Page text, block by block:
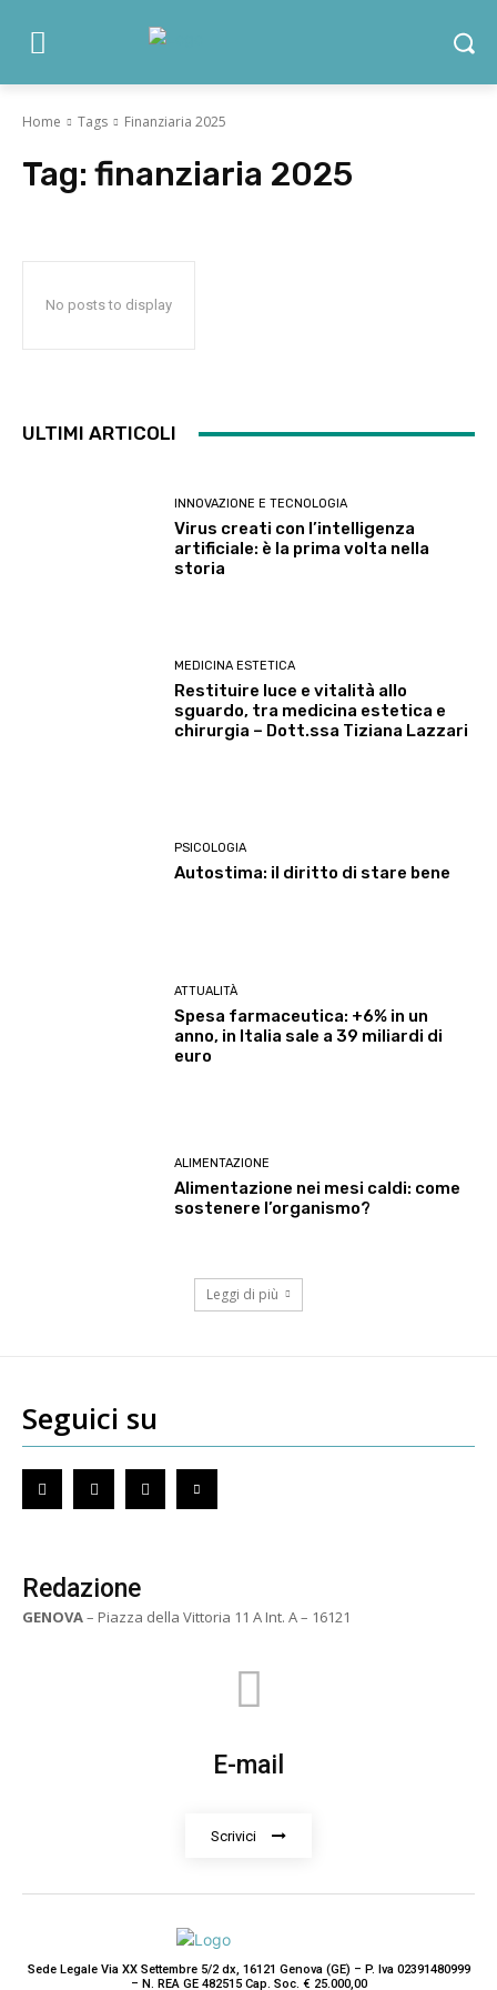
Home Tags Finanziaria 2025
Tag: finanziaria 2025
No posts to display
ULTIMI ARTICOLI
INNOVAZIONE E TECNOLOGIA
Virus creati con l’intelligenza
artificiale: è la prima volta nella
storia
MEDICINA ESTETICA
Restituire luce e vitalità allo
sguardo, tra medicina estetica e
chirurgia – Dott.ssa Tiziana Lazzari
PSICOLOGIA
Autostima: il diritto di stare bene
ATTUALITÀ
Spesa farmaceutica: +6% in un
anno, in Italia sale a 39 miliardi di
euro
ALIMENTAZIONE
Alimentazione nei mesi caldi: come
sostenere l’organismo?
Leggi di più
Seguici su
Redazione
GENOVA– Piazza della Vittoria 11 A Int. A – 16121
E-mail
Scrivici
Sede Legale Via XX Settembre 5/2 dx, 16121 Genova (GE) – P. Iva 02391480999
– N. REA GE 482515 Cap. Soc. € 25.000,00